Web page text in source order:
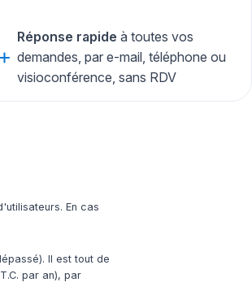
Réponse rapide à toutes vos
demandes, par e-mail, téléphone ou
visioconférence, sans RDV
En cas
Il est tout de
par an), par